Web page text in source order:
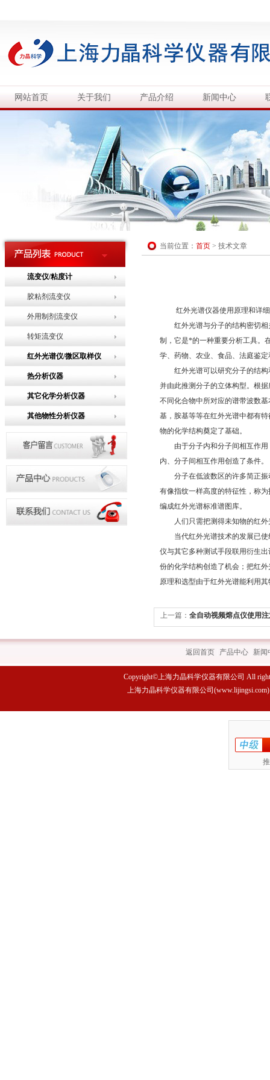
网站首页 关于我们 产品介绍 新闻中心
流变仪/粘度计
胶粘剂流变仪
外用制剂流变仪
转矩流变仪
红外光谱仪/微区取样仪
热分析仪器
其它化学分析仪器
其他物性分析仪器
当前位置： 首页 > 技术文章
红外光谱仪器使用原理和详细
红外光谱与分子的结构密切相
制，它是*的一种重要分析工具。
学、药物、农业、食品、法庭鉴
红外光谱可以研究分子的结构
并由此推测分子的立体构型。根
不同化合物中所对应的谱带波数
基，胺基等等在红外光谱中都有
物的化学结构奠定了基础。
由于分子内和分子间相互作用
内、分子间相互作用创造了条件。
分子在低波数区的许多简正振
有像指纹一样高度的特征性，称
编成红外光谱标准谱图库。
人们只需把测得未知物的红外
当代红外光谱技术的发展已使
仪与其它多种测试手段联用衍生
份的化学结构创造了机会；把红
原理和选型由于红外光谱能利用
上一篇： 全自动视频熔点仪使用
返回首页 产品中心 新闻
Copyright©上海力晶科学仪器有限公司 All
上海力晶科学仪器有限公司